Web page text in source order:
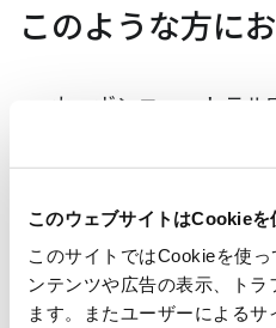
このウェブサイトはCookieを
このサイトではCookieを使
ンテンツや広告の表示、ト
ます。またユーザーによる
このような方に
カーボンニュートラ
理の自動化や省エネに
エネルギー管理指定工
界を感じている方